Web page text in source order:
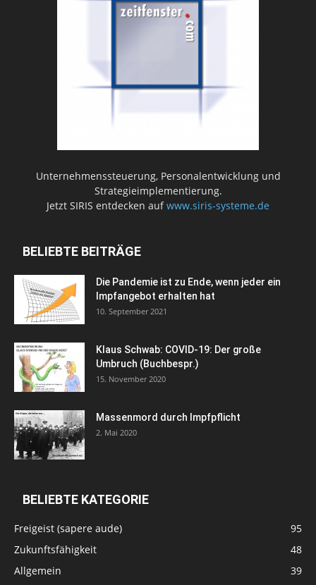
Unternehmenssteuerung, Personalentwicklung und
Strategieimplementierung.
Jetzt SIRIS entdecken aufwww.siris-systeme.de
BELIEBTE BEITRÄGE
Die Pandemie ist zu Ende, wenn jeder ein
Impfangebot erhalten hat
10. September 2021
Klaus Schwab: COVID-19: Der große
Umbruch (Buchbespr.)
15. November 2020
Massenmord durch Impfpflicht
2. Mai 2020
BELIEBTE KATEGORIE
Freigeist (sapere aude)
95
Zukunftsfähigkeit
48
Allgemein
39